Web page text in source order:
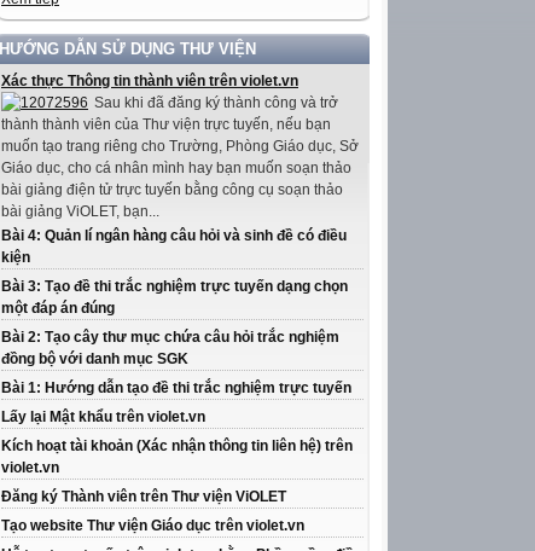
HƯỚNG DẪN SỬ DỤNG THƯ VIỆN
Xác thực Thông tin thành viên trên violet.vn
Sau khi đã đăng ký thành công và trở
thành thành viên của Thư viện trực tuyến, nếu bạn
muốn tạo trang riêng cho Trường, Phòng Giáo dục, Sở
Giáo dục, cho cá nhân mình hay bạn muốn soạn thảo
bài giảng điện tử trực tuyến bằng công cụ soạn thảo
bài giảng ViOLET, bạn...
Bài 4: Quản lí ngân hàng câu hỏi và sinh đề có điều
kiện
Bài 3: Tạo đề thi trắc nghiệm trực tuyến dạng chọn
một đáp án đúng
Bài 2: Tạo cây thư mục chứa câu hỏi trắc nghiệm
đồng bộ với danh mục SGK
Bài 1: Hướng dẫn tạo đề thi trắc nghiệm trực tuyến
Lấy lại Mật khẩu trên violet.vn
Kích hoạt tài khoản (Xác nhận thông tin liên hệ) trên
violet.vn
Đăng ký Thành viên trên Thư viện ViOLET
Tạo website Thư viện Giáo dục trên violet.vn